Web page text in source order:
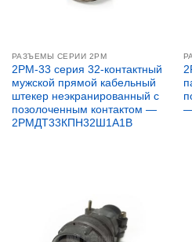
РАЗЪЕМЫ СЕРИИ 2PM
2PM-33 серия 32-контактный
мужской прямой кабельный
штекер неэкранированный с
позолоченным контактом —
2РМДТ33КПН32Ш1А1В